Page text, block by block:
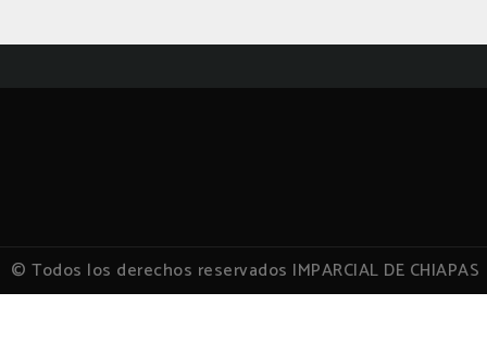
© Todos los derechos reservados IMPARCIAL DE CHIAPAS